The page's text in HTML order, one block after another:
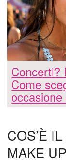
Concerti?
Come
COS’È
MAKE UP